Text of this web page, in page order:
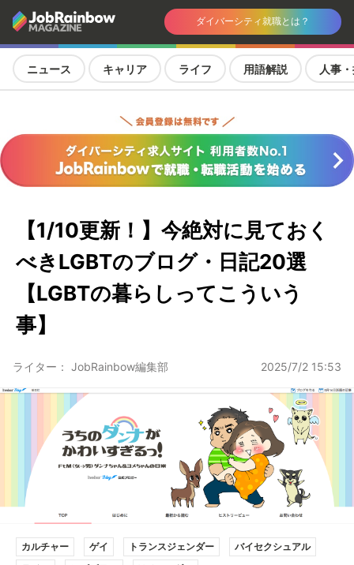
ダイバーシティ就職とは？
ニュース キャリア ライフ 用語解説 人事
【1/10更新！】今絶対に見ておく
べきLGBTのブログ・日記20選
【LGBTの暮らしってこういう
事】
ライター： JobRainbow編集部 2025/7/2 15:53
カルチャー ゲイ トランスジェンダー
バイセクシュアル